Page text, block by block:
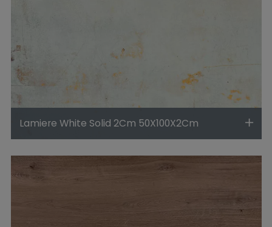
Lamiere White Solid 2Cm 50X100X2Cm